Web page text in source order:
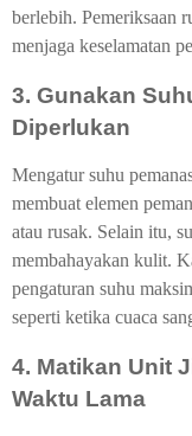
berlebih. Pemeriksaan
menjaga keselamatan
3. Gunakan
Diperlukan
Mengatur suhu
membuat elemen
atau rusak. Selain itu,
membahayakan kulit.
pengaturan suhu
seperti ketika cuaca
4. Matikan Unit
Waktu Lama